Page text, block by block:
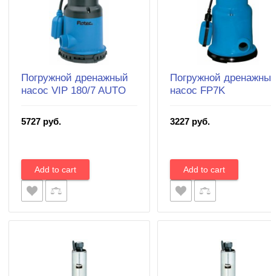
Погружной дренажный
насос VIP 180/7 AUTO
5727 руб.
Погружной
насос FP7K
3227 руб.